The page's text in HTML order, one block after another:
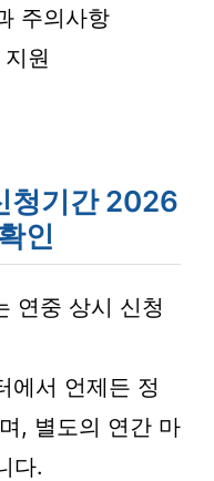
주의사항
원
청기간 2026
인
연중 상시 신청
에서 언제든 정
, 별도의 연간 마
다.